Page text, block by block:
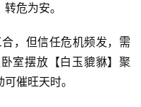
危为安。
合，但信任危机频发，需
室摆放【白玉貔貅】聚
催旺天时。